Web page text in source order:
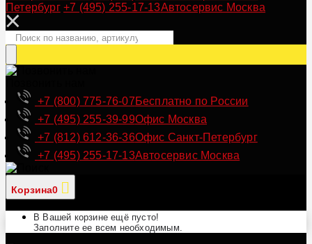
Петербург +7 (495) 255-17-13Автосервис Москва
+7 (800) 775-76-07Бесплатно по России
+7 (495) 255-39-99Офис Москва
+7 (812) 612-36-36Офис Санкт-Петербург
+7 (495) 255-17-13Автосервис Москва
Корзина0
В Вашей корзине ещё пусто!
Заполните ее всем необходимым.